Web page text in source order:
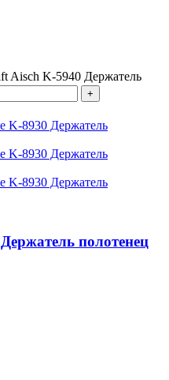
Aisch K-5940 Держатель
полотенец